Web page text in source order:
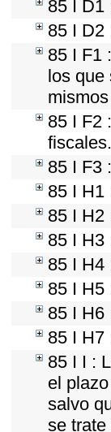
85 I D1
85 I D2
85 I F1
los que
85 I F2
fiscales.
85 I F3
85 I H1
85 I H2
85 I H3
85 I H4
85 I H5
85 I H6
85 I H7
85 I I :
el
salvo
se